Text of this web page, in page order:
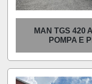
MAN TGS 420
POMPA E